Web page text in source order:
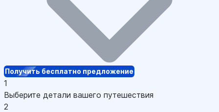
Получить бесплатно предложение
1
Выберите детали вашего путешествия
2